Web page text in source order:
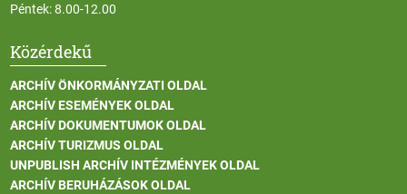
Péntek: 8.00-12.00
Közérdekű
ARCHÍV ÖNKORMÁNYZATI OLDAL
ARCHÍV ESEMÉNYEK OLDAL
ARCHÍV DOKUMENTUMOK OLDAL
ARCHÍV TURIZMUS OLDAL
UNPUBLISH ARCHÍV INTÉZMÉNYEK OLDAL
ARCHÍV BERUHÁZÁSOK OLDAL